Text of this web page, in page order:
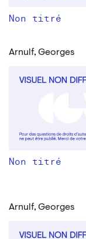
Non titré
Arnulf, Georges
Non titré
Arnulf, Georges